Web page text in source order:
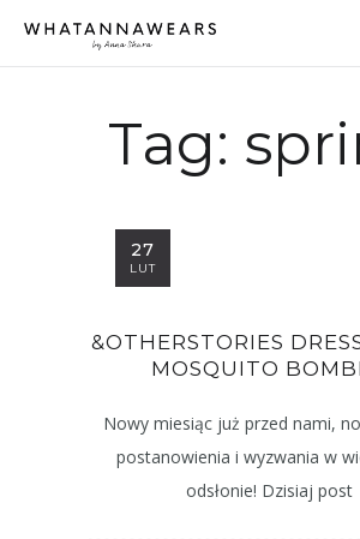
Tag:
27
LUT
&OTHERSTORIES
MOSQUITO
Nowy miesiąc już przed nami,
postanowienia i wyzwania w
odsłonie! Dzisiaj post